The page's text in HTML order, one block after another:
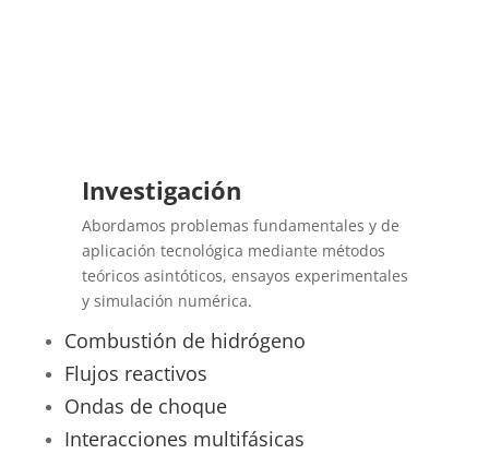
Investigación
Abordamos problemas fundamentales y de
aplicación tecnológica mediante métodos
teóricos asintóticos, ensayos experimentales
y simulación numérica.
Combustión de hidrógeno
Flujos reactivos
Ondas de choque
Interacciones multifásicas